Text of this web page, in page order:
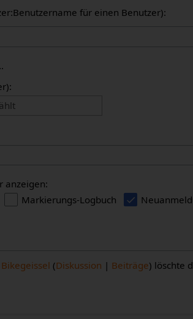
für einen Benutzer):
anzeigen:
Markierungs-Logbuch
Bikegeissel Diskussion Beiträge löschte